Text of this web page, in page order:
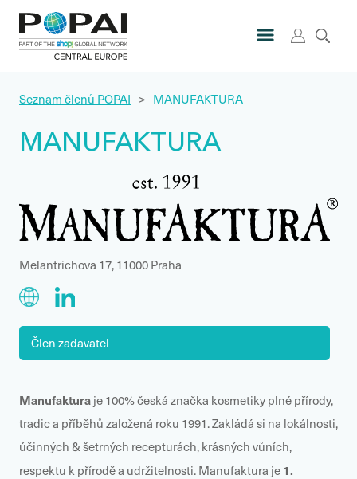
Seznam členů POPAI > MANUFAKTURA
MANUFAKTURA
Melantrichova 17, 11000 Praha
Člen zadavatel
Manufaktura je 100% česká značka kosmetiky plné přírody,
tradic a příběhů založená roku 1991. Zakládá si na lokálnosti,
účinných & šetrných recepturách, krásných vůních,
respektu k přírodě a udržitelnosti. Manufaktura je 1.